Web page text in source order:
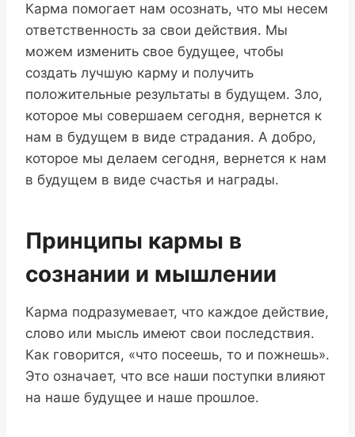
Карма помогает нам осознать, что мы несем
ответственность за свои действия. Мы
можем изменить свое будущее, чтобы
создать лучшую карму и получить
положительные результаты в будущем. Зло,
которое мы совершаем сегодня, вернется к
нам в будущем в виде страдания. А добро,
которое мы делаем сегодня, вернется к нам
в будущем в виде счастья и награды.
Принципы кармы в
сознании и мышлении
Карма подразумевает, что каждое действие,
слово или мысль имеют свои последствия.
Как говорится, «что посеешь, то и пожнешь».
Это означает, что все наши поступки влияют
на наше будущее и наше прошлое.